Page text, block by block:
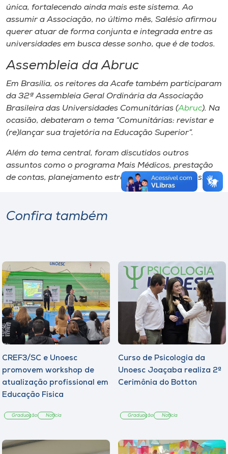
única, fortalecendo ainda mais este sistema. Ao
assumir a Associação, no último mês, Salésio afirmou
querer atuar de forma conjunta e integrada entre as
universidades em busca desse sonho, que é de todos.
Assembleia da Abruc
Em Brasília, os reitores da Acafe também participaram
da 32ª Assembleia Geral Ordinária da Associação
Brasileira das Universidades Comunitárias (Abruc). Na
ocasião, debateram o tema “Comunitárias: revistar e
(re)lançar sua trajetória na Educação Superior”.
Além do tema central, foram discutidos outros
assuntos como o programa Mais Médicos, prestação
de contas, planejamento estratégico, entre outros.
Confira também
CREF3/SC e Unoesc
promovem workshop de
atualização profissional em
Educação Física
Graduação Notícia
Curso de Psicologia da
Unoesc Joaçaba realiza 2ª
Cerimônia do Botton
Graduação Notícia